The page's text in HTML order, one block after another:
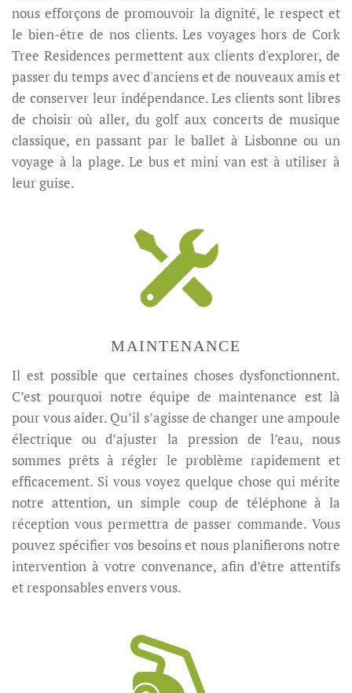
nous efforçons de promouvoir la dignité, le respect et
le bien-être de nos clients. Les voyages hors de Cork
Tree Residences permettent aux clients d'explorer, de
passer du temps avec d'anciens et de nouveaux amis et
de conserver leur indépendance. Les clients sont libres
de choisir où aller, du golf aux concerts de musique
classique, en passant par le ballet à Lisbonne ou un
voyage à la plage. Le bus et mini van est à utiliser à
leur guise.
MAINTENANCE
Il est possible que certaines choses dysfonctionnent.
C’est pourquoi notre équipe de maintenance est là
pour vous aider. Qu’il s’agisse de changer une ampoule
électrique ou d’ajuster la pression de l’eau, nous
sommes prêts à régler le problème rapidement et
efficacement. Si vous voyez quelque chose qui mérite
notre attention, un simple coup de téléphone à la
réception vous permettra de passer commande. Vous
pouvez spécifier vos besoins et nous planifierons notre
intervention à votre convenance, afin d’être attentifs
et responsables envers vous.